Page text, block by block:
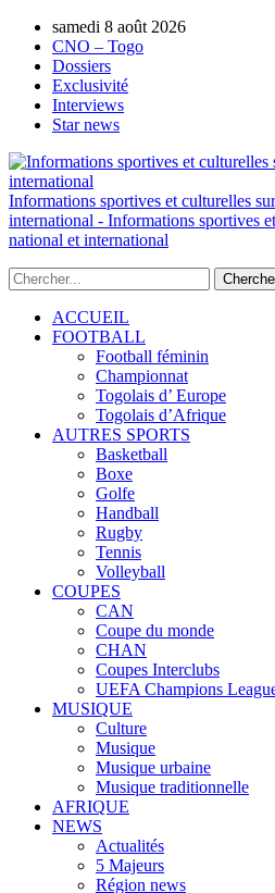
samedi 8 août 2026
CNO – Togo
Dossiers
Exclusivité
Interviews
Star news
Informations sportives et culturelles
international - Informations sportives
national et international
ACCUEIL
FOOTBALL
Football féminin
Championnat
Togolais d’ Europe
Togolais d’Afrique
AUTRES SPORTS
Basketball
Boxe
Golfe
Handball
Rugby
Tennis
Volleyball
COUPES
CAN
Coupe du monde
CHAN
Coupes Interclubs
UEFA Champions
MUSIQUE
Culture
Musique
Musique urbaine
Musique traditionnelle
AFRIQUE
NEWS
Actualités
5 Majeurs
Région news